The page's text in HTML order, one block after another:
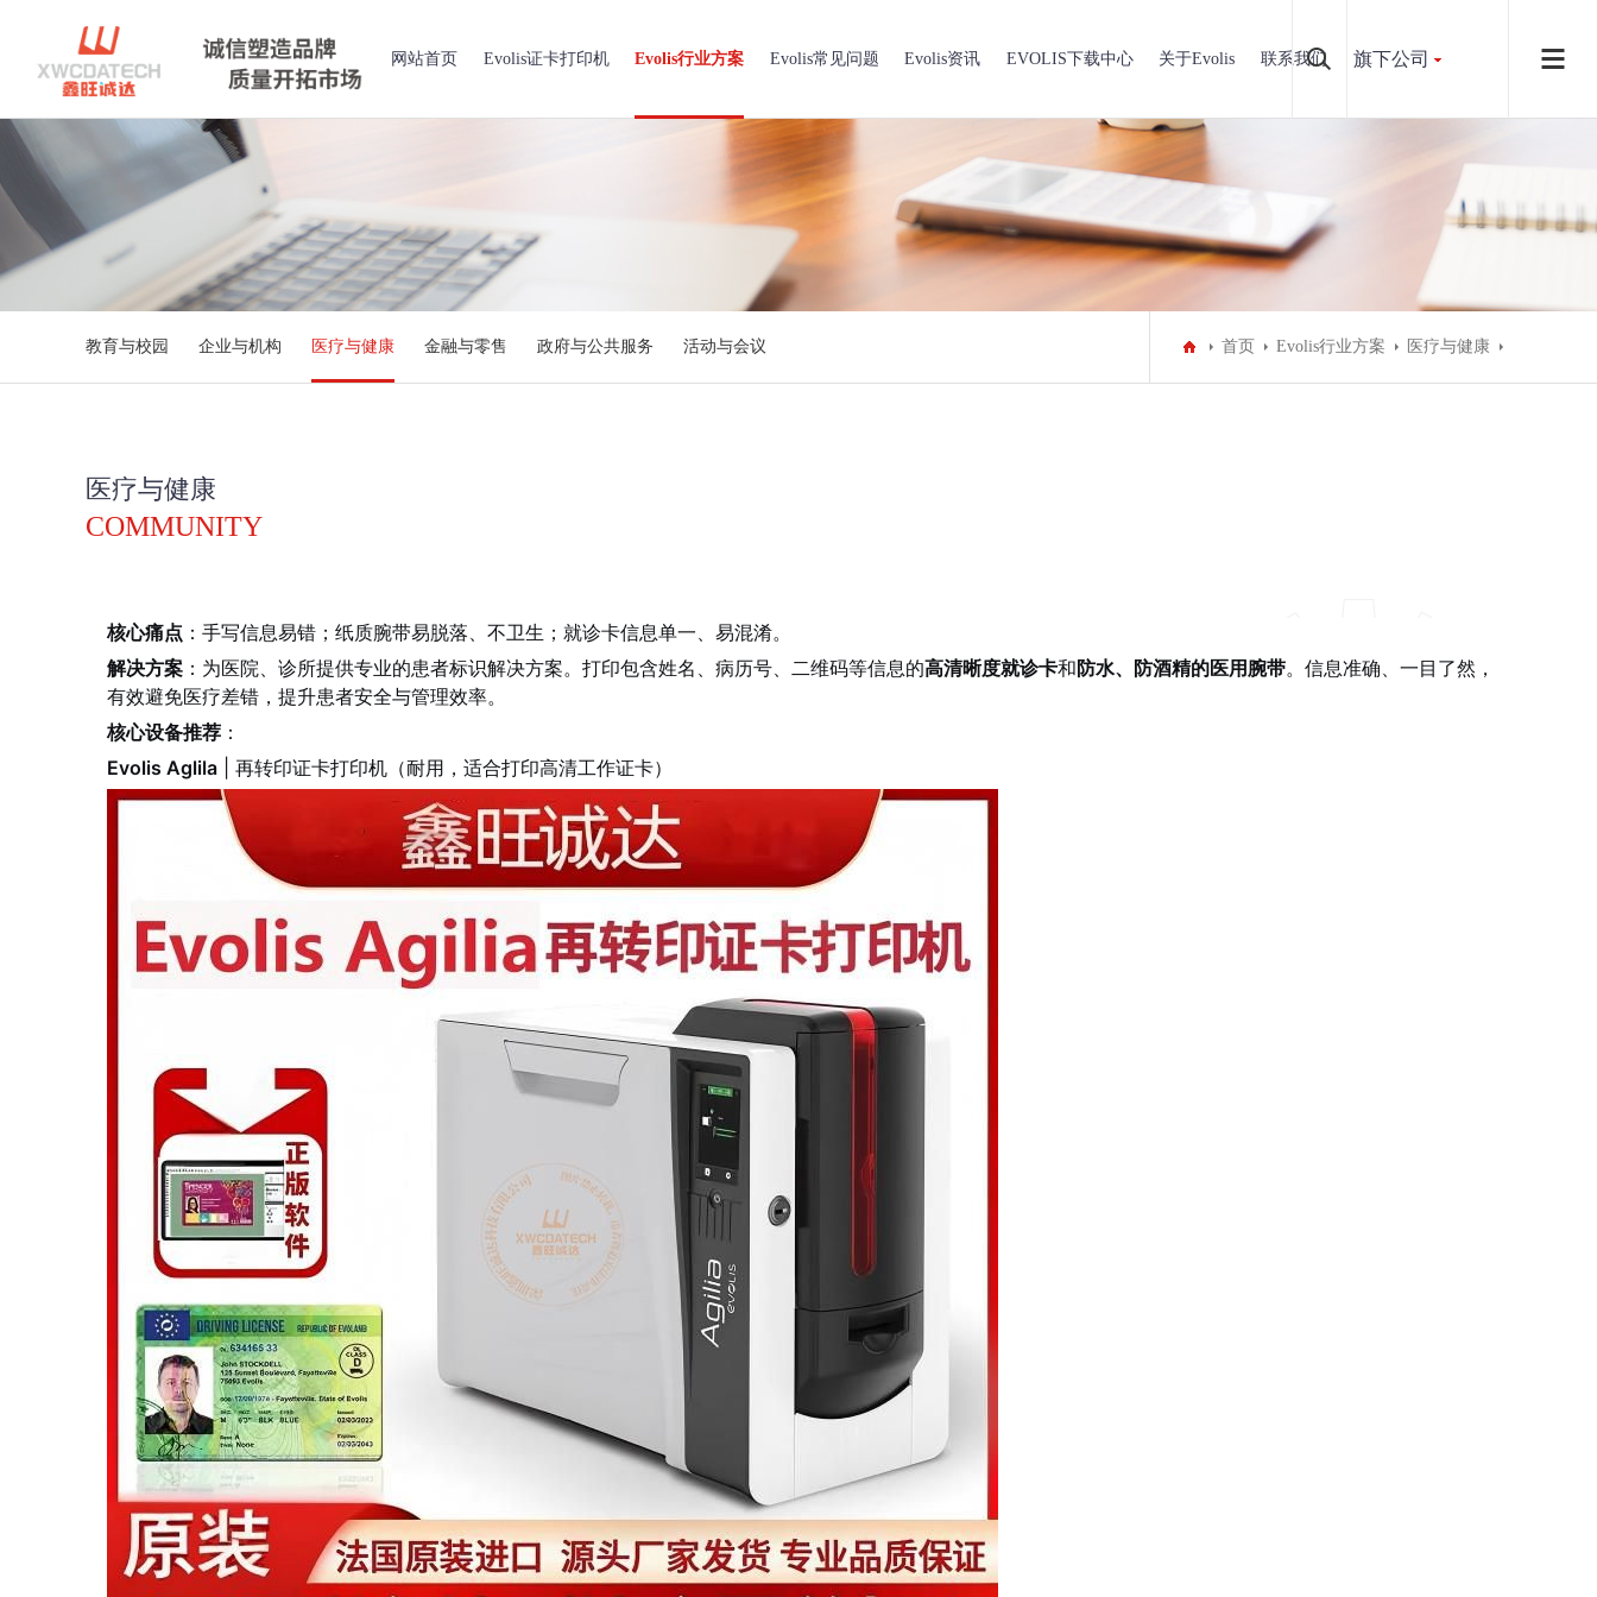
网站首页 Evolis证卡打印机 Evolis行业方案 Evolis常见问题 Evolis资讯 EVOLIS下载中心 关于Evolis 联系我们 旗下公司
教育与校园 企业与机构 医疗与健康 金融与零售 政府与公共服务 活动与会议 首页 Evolis行业方案 医疗与健康
医疗与健康
COMMUNITY
核心痛点 ：手写信息易错；纸质腕带易脱落、不卫生；就诊卡信息单一、易混淆。
解决方案 ：为医院、诊所提供专业的患者标识解决方案。打印包含姓名、病历号、二维码等信息的高清晰度就诊卡和防水、防酒精的医用腕带。信息准确、一目了然，
有效避免医疗差错，提升患者安全与管理效率。
核心设备推荐 ：
Evolis Aglila | 再转印证卡打印机 （耐用，适合打印高清工作证卡）